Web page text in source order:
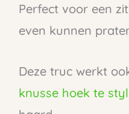
Perfect voor een
even kunnen
Deze truc werkt
knusse hoek te